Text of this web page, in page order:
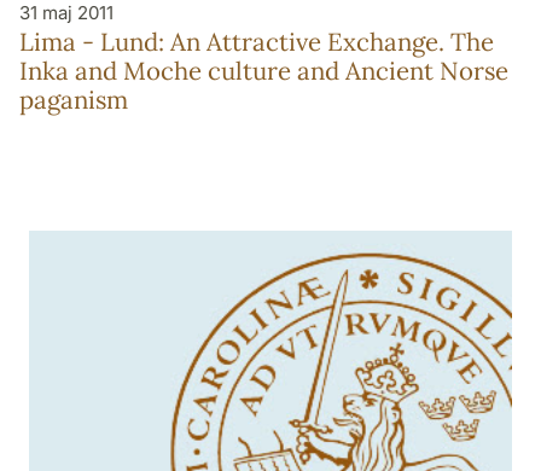
31 maj 2011
Lima - Lund: An Attractive Exchange. The
Inka and Moche culture and Ancient Norse
paganism